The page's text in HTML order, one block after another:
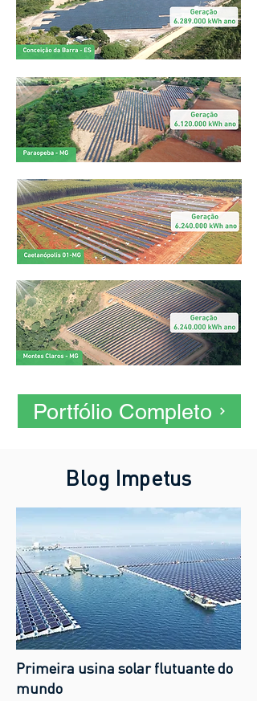
Portfólio Completo
Blog Impetus
Primeira usina solar flutuante do
mundo